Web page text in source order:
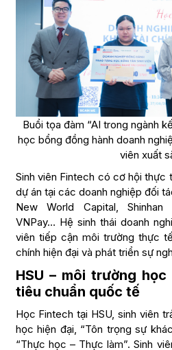
Buổi tọa đàm “AI trong ngành
học bổng đồng hành doanh
viên xuất
Sinh viên Fintech có cơ hội thực
dự án tại các doanh nghiệp đối
New World Capital, Shinhan
VNPay… Hệ sinh thái doanh
viên tiếp cận môi trường thực
chính hiện đại và phát triển sự
HSU – môi trường
tiêu chuẩn quốc tế
Học Fintech tại HSU, sinh viên
học hiện đại, “Tôn trọng sự
“Thực học – Thực làm”. Sinh